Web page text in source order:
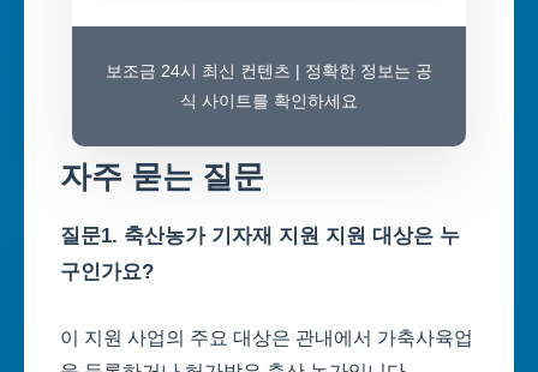
보조금 24시 최신 컨텐츠 | 정확한 정보는 공
식 사이트를 확인하세요
자주 묻는 질문
질문1. 축산농가 기자재 지원 지원 대상은 누
구인가요?
이 지원 사업의 주요 대상은 관내에서 가축사육업